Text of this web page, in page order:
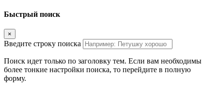
Быстрый поиск
×
Введите строку поиска
Поиск идет только по заголовку тем. Если вам необходимы
более тонкие настройки поиска, то перейдите в полную
форму.